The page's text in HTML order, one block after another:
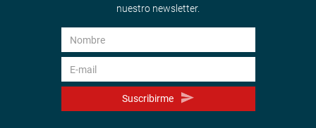
nuestro newsletter.
Suscribirme